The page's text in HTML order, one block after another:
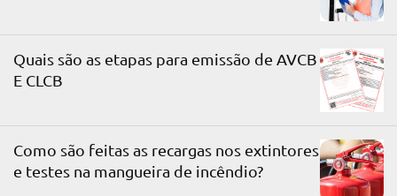
Quais são as etapas para emissão de AVCB
E CLCB
Como são feitas as recargas nos extintores
e testes na mangueira de incêndio?